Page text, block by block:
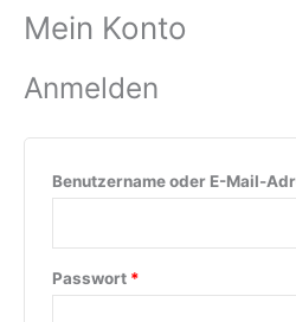
Mein Konto
Anmelden
Benutzername oder E-Mail-
Passwort *
Erforderlich